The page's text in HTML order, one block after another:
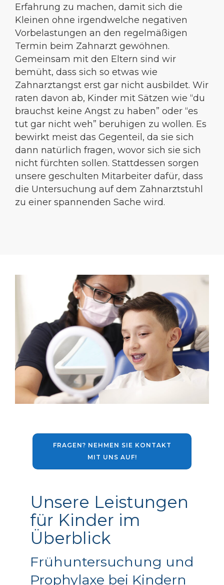
Erfahrung zu machen, damit sich die
Kleinen ohne irgendwelche negativen
Vorbelastungen an den regelmäßigen
Termin beim Zahnarzt gewöhnen.
Gemeinsam mit den Eltern sind wir
bemüht, dass sich so etwas wie
Zahnarztangst erst gar nicht ausbildet. Wir
raten davon ab, Kinder mit Sätzen wie “du
brauchst keine Angst zu haben” oder “es
tut gar nicht weh” beruhigen zu wollen. Es
bewirkt meist das Gegenteil, da sie sich
dann natürlich fragen, wovor sich sie sich
nicht fürchten sollen. Stattdessen sorgen
unsere geschulten Mitarbeiter dafür, dass
die Untersuchung auf dem Zahnarztstuhl
zu einer spannenden Sache wird.
FRAGEN? NEHMEN SIE KONTAKT
MIT UNS AUF!
Unsere Leistungen
für Kinder im
Überblick
Frühuntersuchung und
Prophylaxe bei Kindern